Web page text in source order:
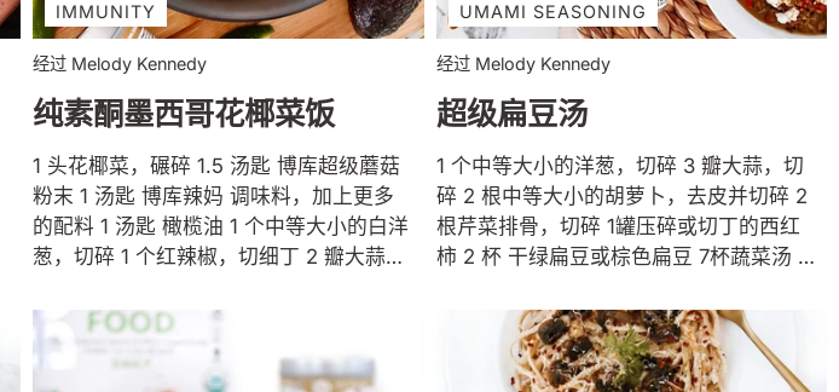
IMMUNITY
经过 Melody Kennedy
纯素酮墨西哥花椰菜饭
1 头花椰菜，碾碎 1.5 汤匙 博库超级蘑菇
粉末 1 汤匙 博库辣妈 调味料，加上更多
的配料 1 汤匙 橄榄油 1 个中等大小的白洋
葱，切碎 1 个红辣椒，切细丁 2 瓣大蒜，
番茄酱 1茶匙海盐 1 茶匙 小茴香 ½ 茶匙
辣椒粉 3 汤匙 新鲜切碎的香菜 1 汤匙 酸
橙汁 配料建议：鳄梨片、纯素酸奶油、切
UMAMI SEASONING
经过 Melody Kennedy
超级扁豆汤
1 个中等大小的洋葱，切碎 3 瓣大蒜，切
碎 2 根中等大小的胡萝卜，去皮并切碎 2
根芹菜排骨，切碎 1罐压碎或切丁的西红
柿 2 杯 干绿扁豆或棕色扁豆 7杯蔬菜汤 1
辣妈 调味料 1/2 茶匙 小茴香粉 1/2 茶匙
香菜粉 1 茶匙 烟熏辣椒粉 1茶匙盐，或适
量 3 杯嫩菠菜，切成丝带，或羽衣甘蓝 1